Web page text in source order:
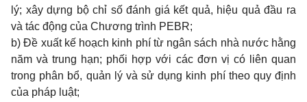
lý; xây dựng bộ chỉ số đánh giá kết quả, hiệu quả đầu ra
và tác động của Chương trình PEBR;
b) Đề xuất kế hoạch kinh phí từ ngân sách nhà nước hằng
năm và trung hạn; phối hợp với các đơn vị có liên quan
trong phân bổ, quản lý và sử dụng kinh phí theo quy định
của pháp luật;